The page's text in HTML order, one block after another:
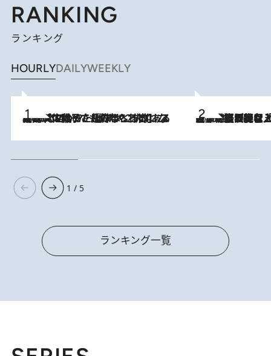
RANKING
ランキング
HOURLYDAILYWEEKLY
2026.8.5
【阿川佐和子さんの年とる力】なぜ70代で始めた趣味は“こんなに楽しい”のか？ ピアノ、俳句…スランプに陥っても続けられる“ある秘訣”とは 2026.8.5
【なぜ吉沢亮は「気配を消せる」のか？】興行収入208億の『国宝』を経て挑むミュージカル『ディア・エヴァン・ハンセン』。トップ俳優が舞台上でさらけ出した“孤独”とは
1 / 5
ランキング一覧